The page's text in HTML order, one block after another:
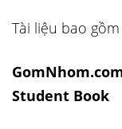
Tài liệu bao gồm
Student Book